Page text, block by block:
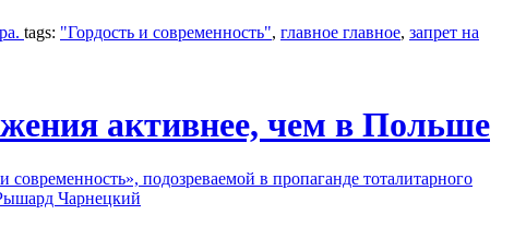
tags: "Гордость и современность", главное главное, запрет на
активнее, чем в Польше
подозреваемой в пропаганде тоталитарного
Чарнецкий